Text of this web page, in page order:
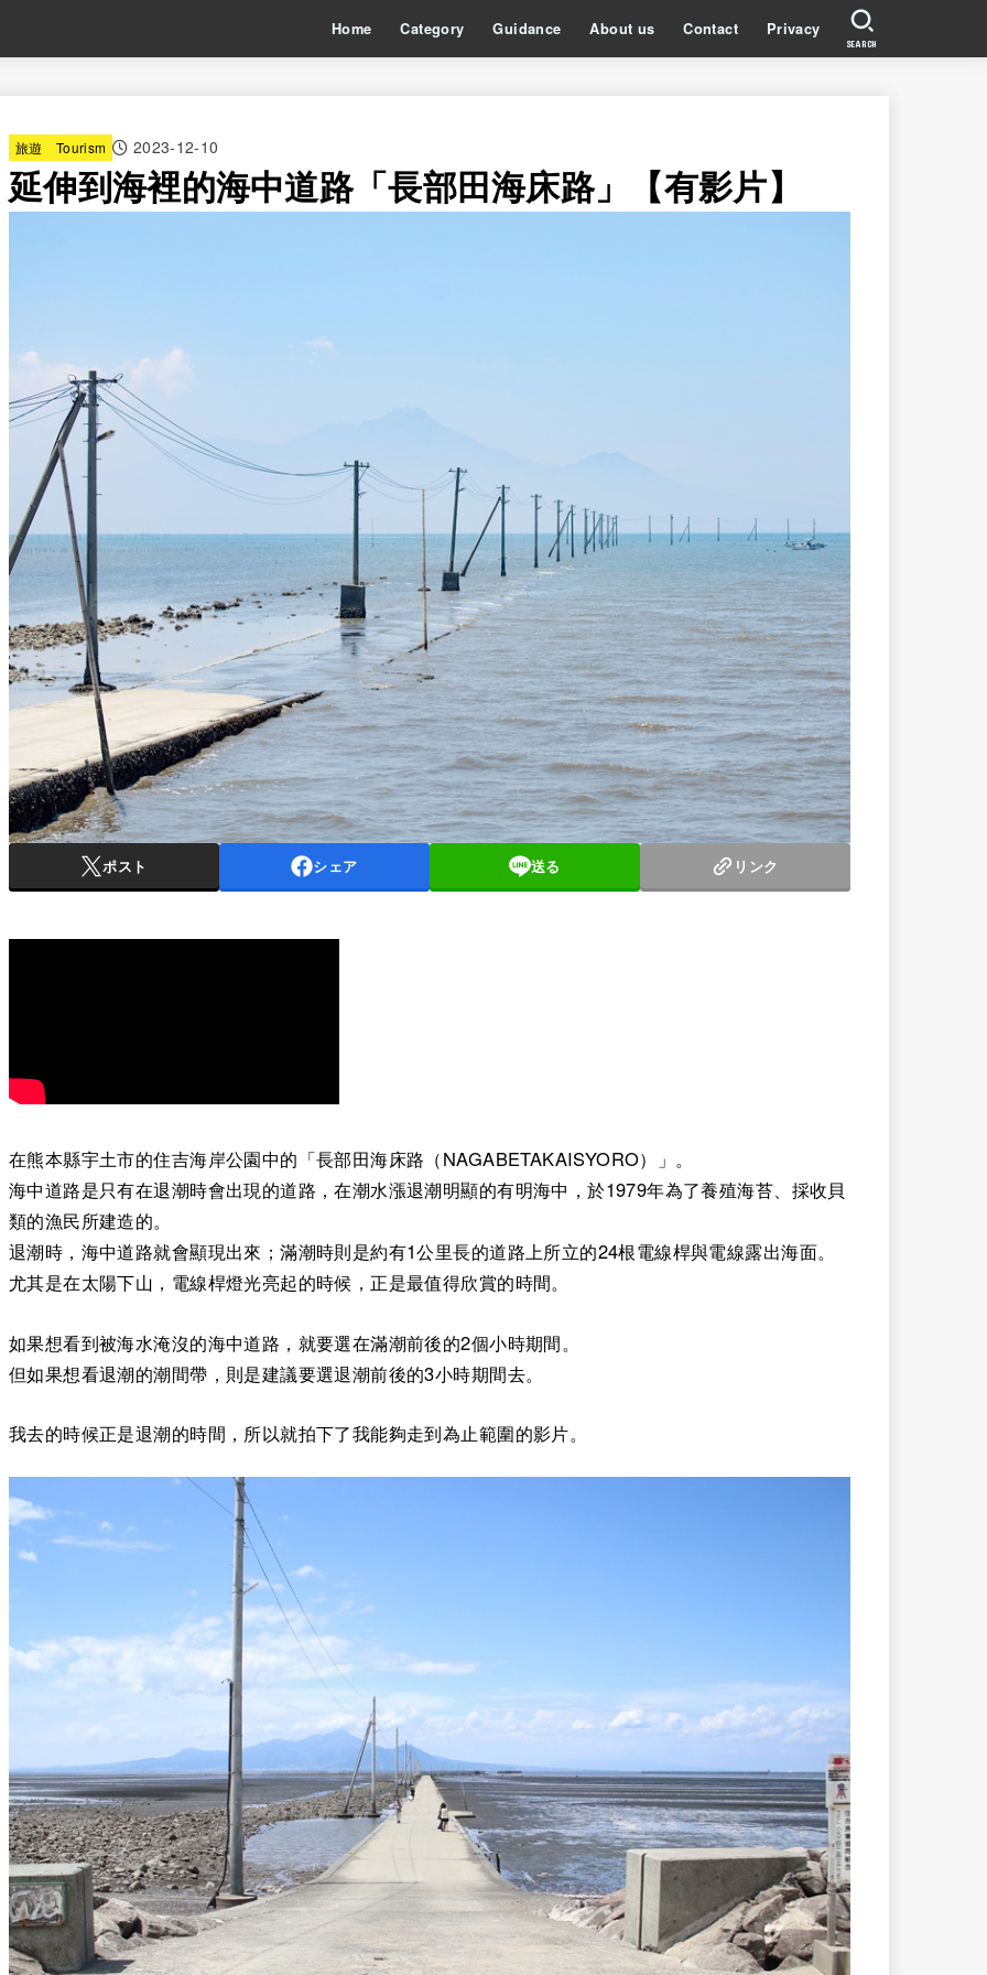
Home Category Guidance About us Contact Privacy
SEARCH
旅遊 Tourism 2023-12-10
延伸到海裡的海中道路「長部田海床路」【有影片】
ポスト シェア 送る リンク
在熊本縣宇土市的住吉海岸公園中的「長部田海床路（NAGABETAKAISYORO）」。
海中道路是只有在退潮時會出現的道路，在潮水漲退潮明顯的有明海中，於1979年為了養殖海苔、採收貝
類的漁民所建造的。
退潮時，海中道路就會顯現出來；滿潮時則是約有1公里長的道路上所立的24根電線桿與電線露出海面。
尤其是在太陽下山，電線桿燈光亮起的時候，正是最值得欣賞的時間。
如果想看到被海水淹沒的海中道路，就要選在滿潮前後的2個小時期間。
但如果想看退潮的潮間帶，則是建議要選退潮前後的3小時期間去。
我去的時候正是退潮的時間，所以就拍下了我能夠走到為止範圍的影片。